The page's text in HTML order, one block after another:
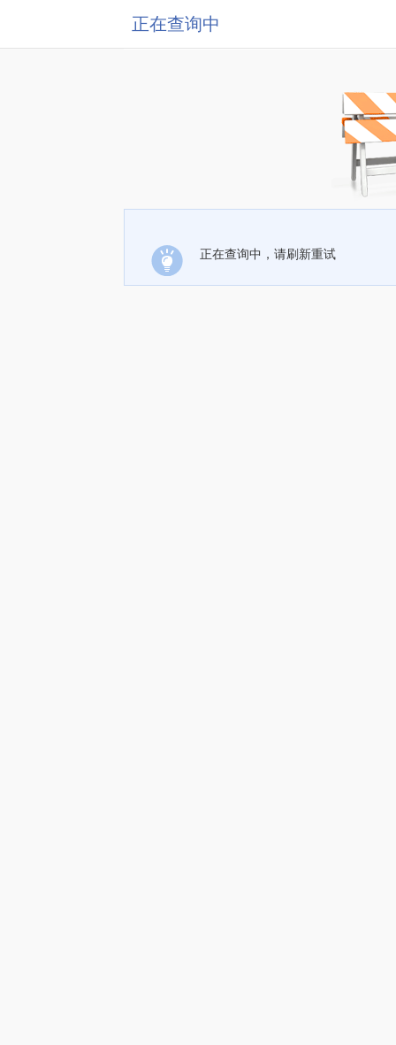
正在查询中
正在查询中，请刷新重试